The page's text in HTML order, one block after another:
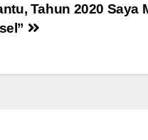
Tahun 2020 Saya